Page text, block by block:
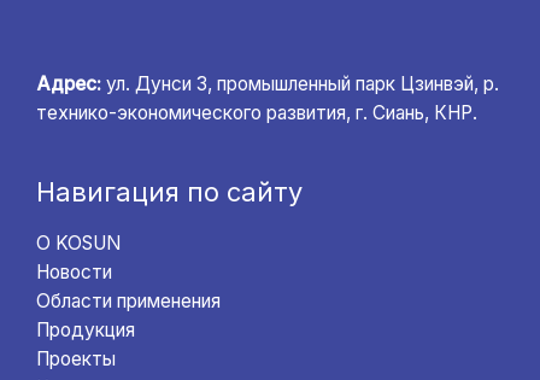
Адрес: ул. Дунси 3, промышленный парк Цзинвэй, р.
технико-экономического развития, г. Сиань, КНР.
Навигация по сайту
О KOSUN
Новости
Области применения
Продукция
Проекты